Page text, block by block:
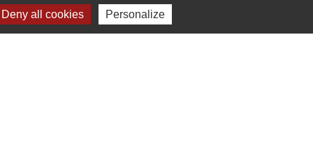
Deny all cookies Personalize